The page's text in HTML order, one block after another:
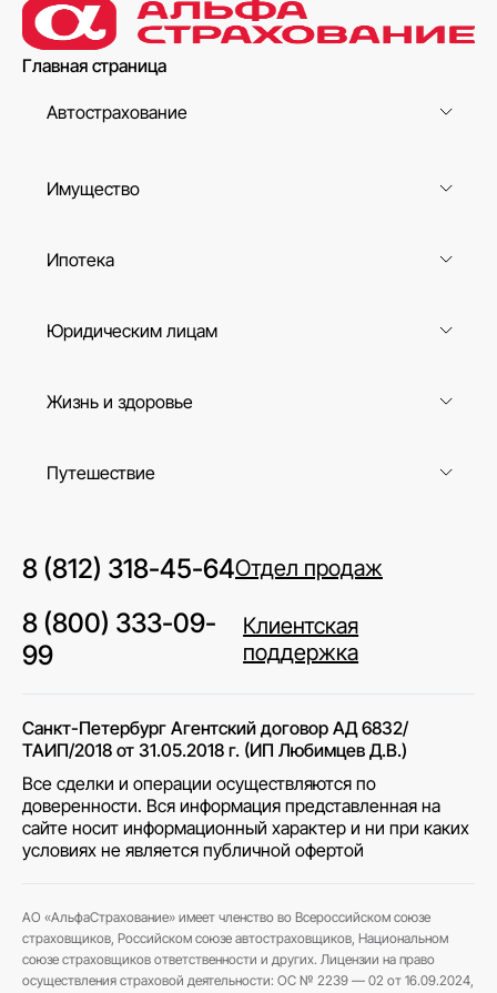
Главная страница
Автострахование
Имущество
Ипотека
Юридическим лицам
Жизнь и здоровье
Путешествие
8 (812) 318-45-64Отдел продаж
8 (800) 333-09-
99
Клиентская
поддержка
Санкт-Петербург Агентский договор АД 6832/
ТАИП/2018 от 31.05.2018 г. (ИП Любимцев Д.В.)
Все сделки и операции осуществляются по
доверенности. Вся информация представленная на
сайте носит информационный характер и ни при каких
условиях не является публичной офертой
АО «АльфаСтрахование» имеет членство во Всероссийском союзе
страховщиков, Российском союзе автостраховщиков, Национальном
союзе страховщиков ответственности и других. Лицензии на право
осуществления страховой деятельности: ОС № 2239 — 02 от 16.09.2024,